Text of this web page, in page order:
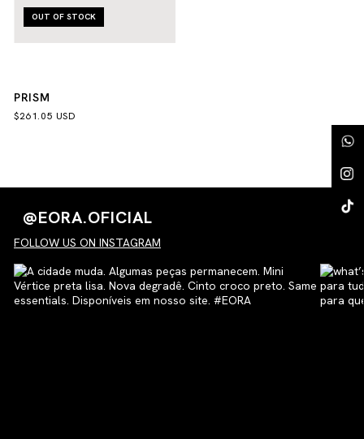
OUT OF STOCK
PRISM
$261.05 USD
@EORA.OFICIAL
FOLLOW US ON INSTAGRAM